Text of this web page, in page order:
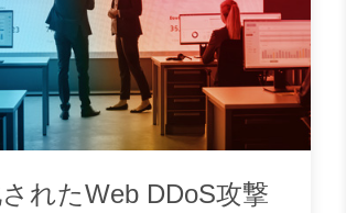
れたWeb DDoS攻撃